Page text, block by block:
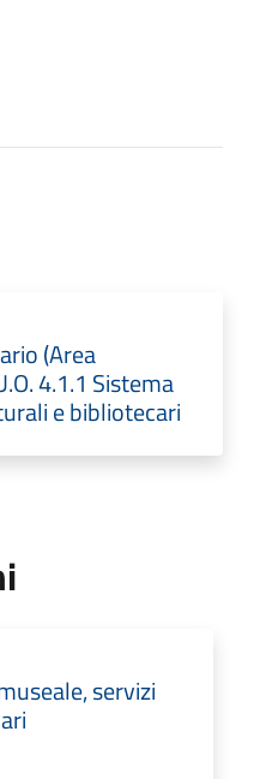
(Area
4.1.1 Sistema
e bibliotecari
servizi